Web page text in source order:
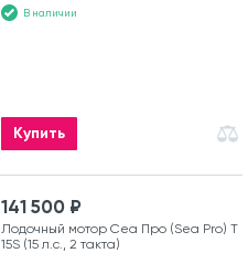
В наличии
Купить
141 500 ₽
Лодочный мотор Сеа Про (Sea Pro) T
15S (15 л.с., 2 такта)